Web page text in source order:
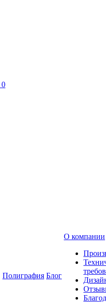
0
Полиграфия Блог
О компании